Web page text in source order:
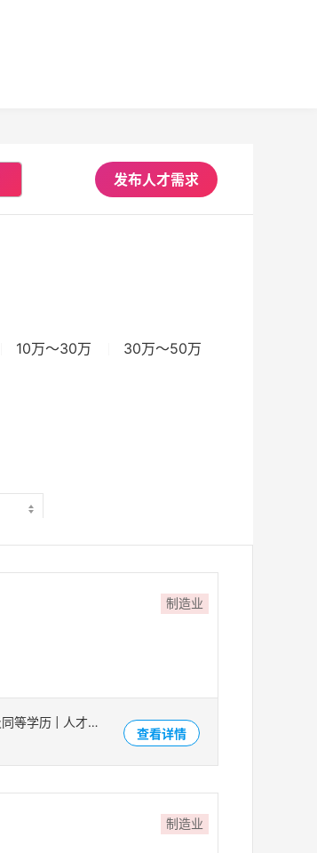
发布人才需求
10万～30万 30万～50万
制造业
咸宁市 | 1-3年 | 本科/学士及同等学历 | 人才招聘
查看详情
制造业